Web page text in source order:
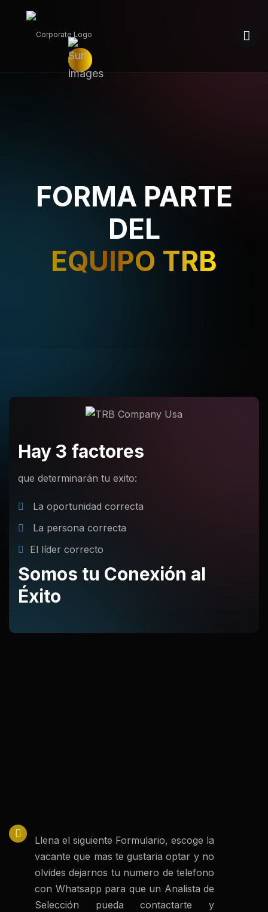
FORMA PARTE
DEL
EQUIPO TRB
Hay 3 factores
que determinarán tu exito:
La oportunidad correcta
La persona correcta
El líder correcto
Somos tu Conexión al
Éxito
Llena el siguiente Formulario, escoge la
vacante que mas te gustaria optar y no
olvides dejarnos tu numero de telefono
con Whatsapp para que un Analista de
Selección pueda contactarte y